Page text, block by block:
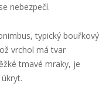
nebezpečí.
typický bouřkový
vrchol má tvar
tmavé mraky, je